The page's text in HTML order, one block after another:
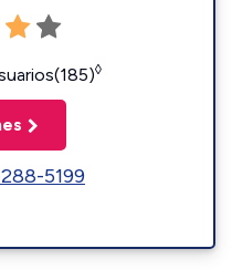
◊
5199